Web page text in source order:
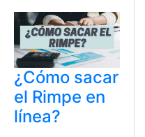
¿Cómo sacar
el Rimpe en
línea?